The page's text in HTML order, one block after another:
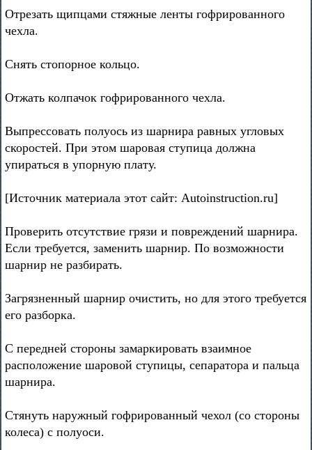
Отрезать щипцами стяжные ленты гофрированного
чехла.
Снять стопорное кольцо.
Отжать колпачок гофрированного чехла.
Выпрессовать полуось из шарнира равных угловых
скоростей. При этом шаровая ступица должна
упираться в упорную плату.
[Источник материала этот сайт: Autoinstruction.ru]
Проверить отсутствие грязи и повреждений шарнира.
Если требуется, заменить шарнир. По возможности
шарнир не разбирать.
Загрязненный шарнир очистить, но для этого требуется
его разборка.
С передней стороны замаркировать взаимное
расположение шаровой ступицы, сепаратора и пальца
шарнира.
Стянуть наружный гофрированный чехол (со стороны
колеса) с полуоси.